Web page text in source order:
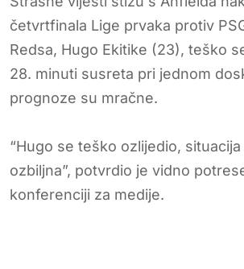
četvrtfinala Lige prvaka protiv
Redsa, Hugo Ekitike (23), teško
28. minuti susreta pri jednom
prognoze su mračne.
“Hugo se teško ozlijedio,
ozbiljna”, potvrdio je vidno
konferenciji za medije.